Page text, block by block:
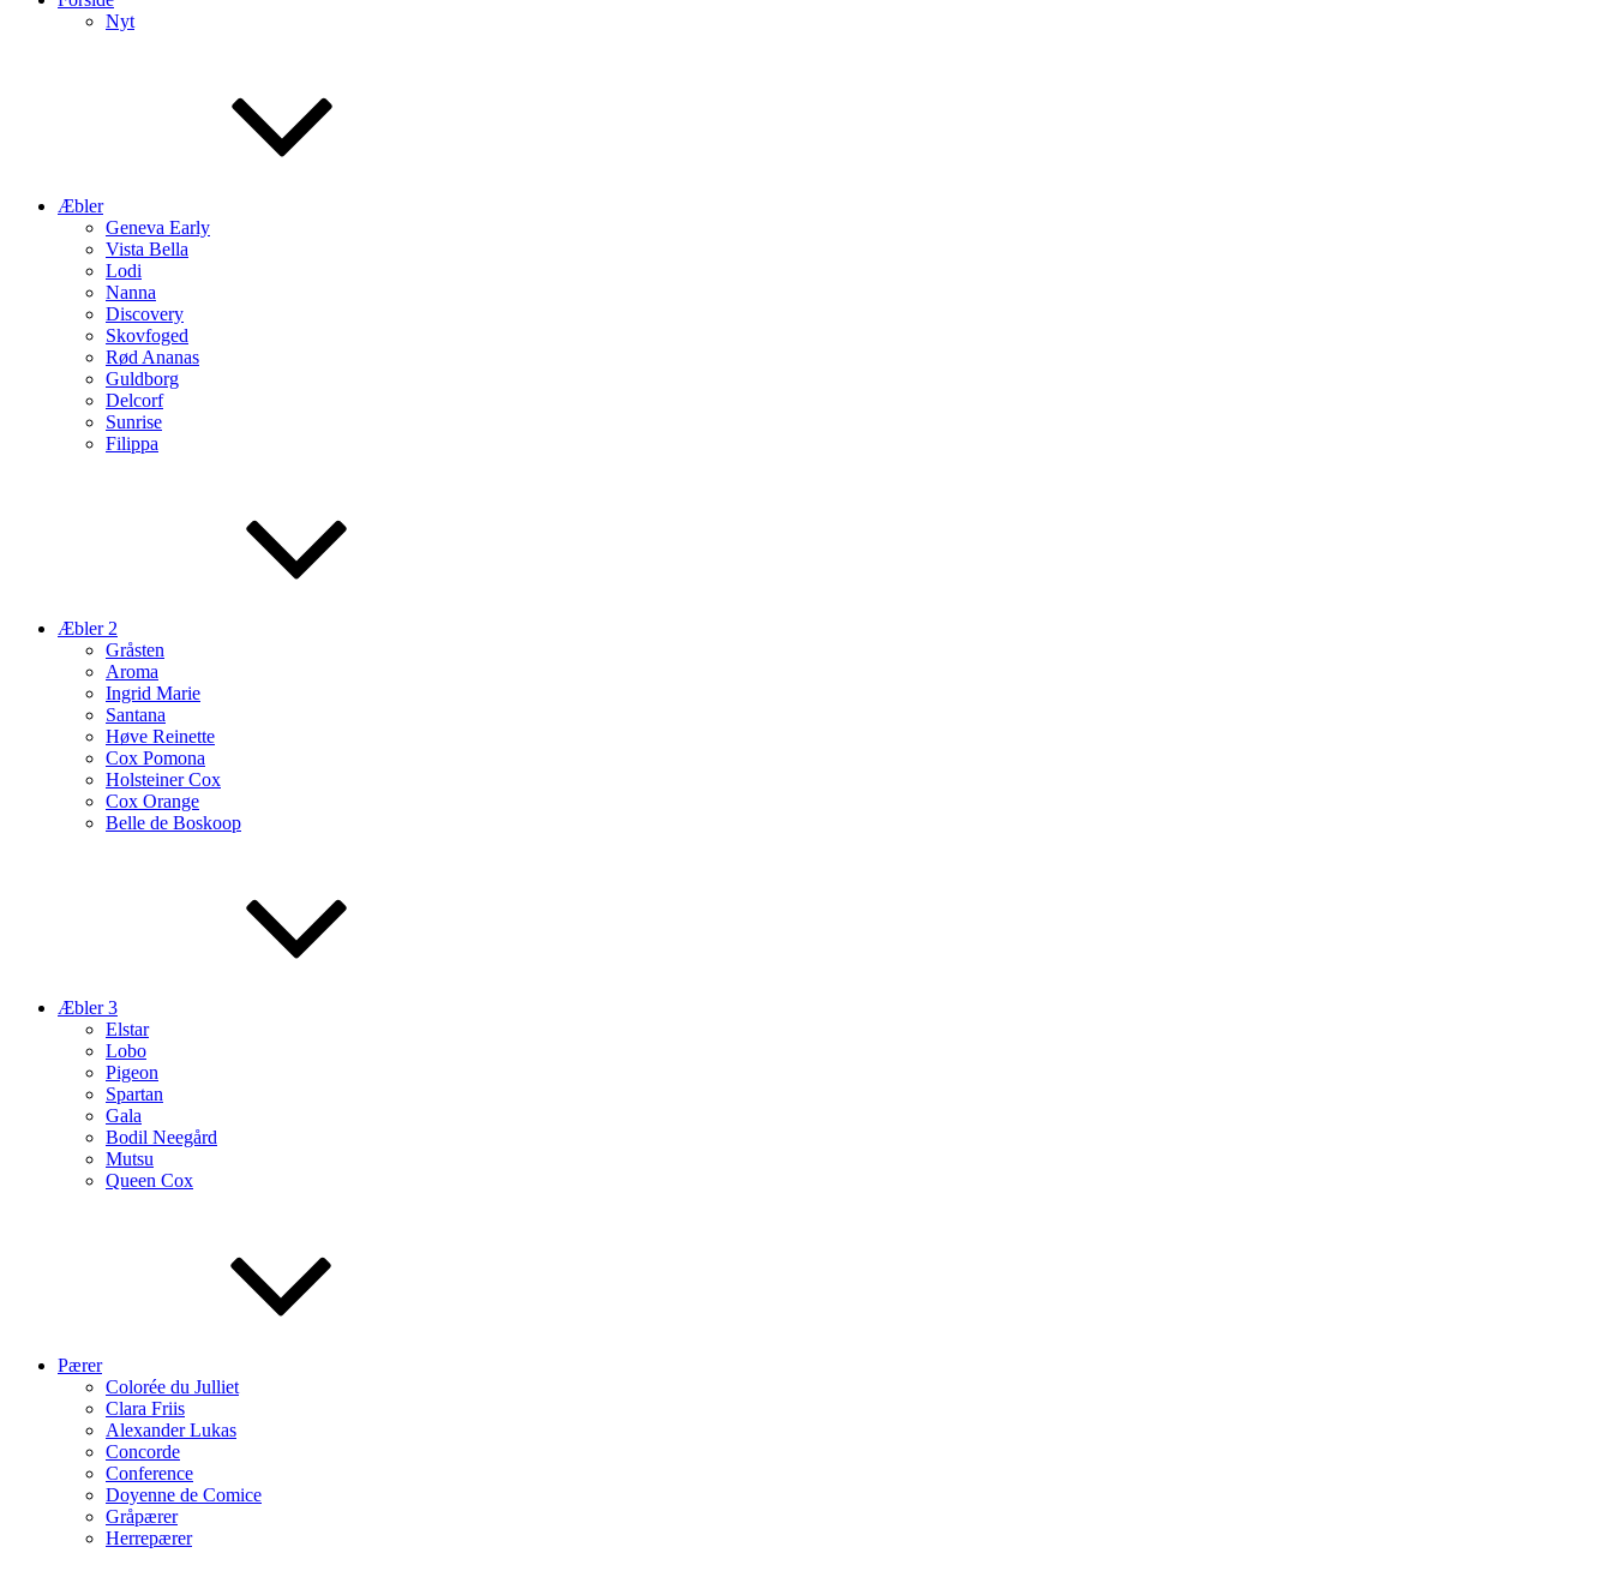
Nyt
Æbler
Geneva Early
Vista Bella
Lodi
Nanna
Discovery
Skovfoged
Rød Ananas
Guldborg
Delcorf
Sunrise
Filippa
Æbler 2
Gråsten
Aroma
Ingrid Marie
Santana
Høve Reinette
Cox Pomona
Holsteiner Cox
Cox Orange
Belle de Boskoop
Æbler 3
Elstar
Lobo
Pigeon
Spartan
Gala
Bodil Neegård
Mutsu
Queen Cox
Pærer
Colorée du Julliet
Clara Friis
Alexander Lukas
Concorde
Conference
Doyenne de Comice
Gråpærer
Herrepærer